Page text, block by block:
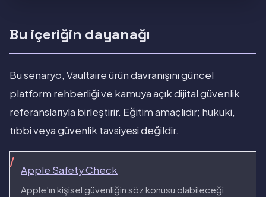
Bu içeriğin dayanağı
Bu senaryo, Vaultaire ürün davranışını güncel
platform rehberliği ve kamuya açık dijital güvenlik
referanslarıyla birleştirir. Eğitim amaçlıdır; hukuki,
tıbbi veya güvenlik tavsiyesi değildir.
Apple Safety Check
Apple'ın kişisel güvenliğin söz konusu olabileceği